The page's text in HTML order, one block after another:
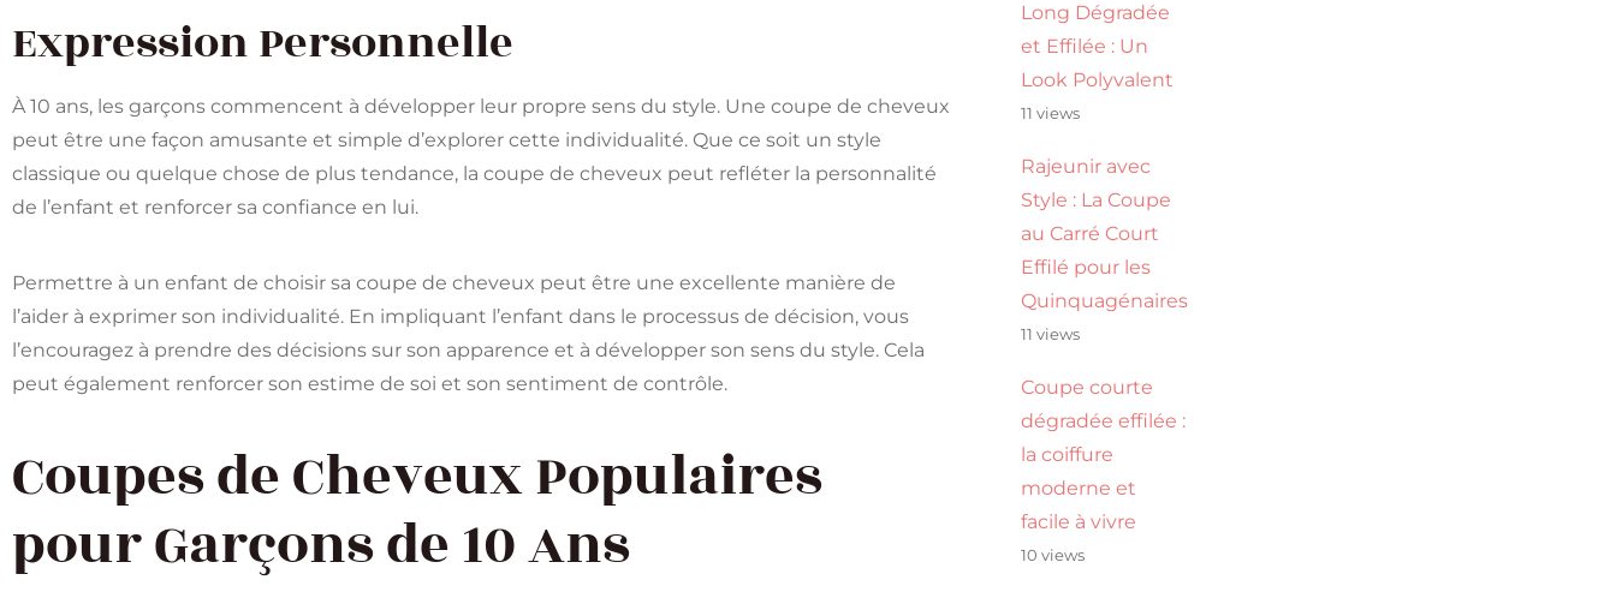
Expression Personnelle
À 10 ans, les garçons commencent à développer leur propre sens du style. Une coupe de cheveux
peut être une façon amusante et simple d’explorer cette individualité. Que ce soit un style
classique ou quelque chose de plus tendance, la coupe de cheveux peut refléter la personnalité
de l’enfant et renforcer sa confiance en lui.
Permettre à un enfant de choisir sa coupe de cheveux peut être une excellente manière de
l’aider à exprimer son individualité. En impliquant l’enfant dans le processus de décision, vous
l’encouragez à prendre des décisions sur son apparence et à développer son sens du style. Cela
peut également renforcer son estime de soi et son sentiment de contrôle.
Coupes de Cheveux Populaires
pour Garçons de 10 Ans
Long Dégradée
et Effilée : Un
Look Polyvalent
11 views
Rajeunir avec
Style : La Coupe
au Carré Court
Effilé pour les
Quinquagénaires
11 views
Coupe courte
dégradée effilée :
la coiffure
moderne et
facile à vivre
10 views